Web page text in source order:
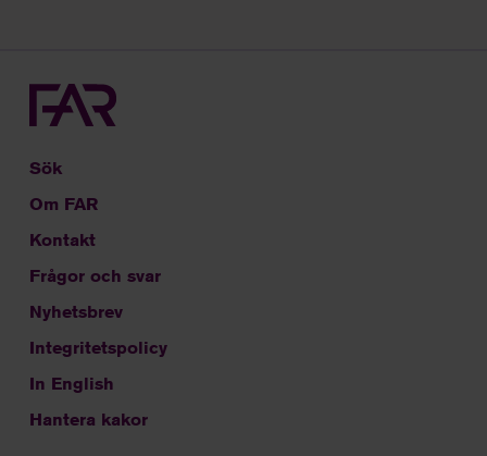
Sök
Om FAR
Kontakt
Frågor och svar
Nyhetsbrev
Integritetspolicy
In English
Hantera kakor